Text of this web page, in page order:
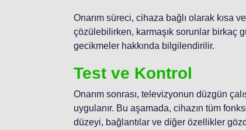
Onarım süreci, cihaza bağlı olarak kısa
çözülebilirken, karmaşık sorunlar birkaç
gecikmeler hakkında bilgilendirilir.
Test ve Kontrol
Onarım sonrası, televizyonun düzgün
uygulanır. Bu aşamada, cihazın tüm
düzeyi, bağlantılar ve diğer özellikler